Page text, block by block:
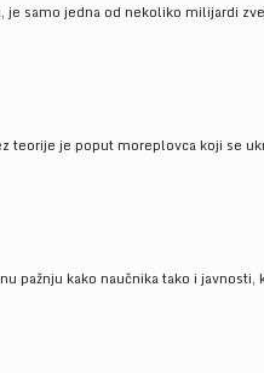
samo jedna od nekoliko milijardi
teorije je poput moreplovca koji se
pažnju kako naučnika tako i